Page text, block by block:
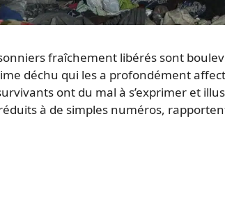
fraîchement libérés sont
déchu qui les a profondément
ont du mal à s’exprimer et
à de simples numéros,